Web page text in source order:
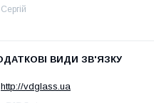
Сергій
http://vdglass.ua